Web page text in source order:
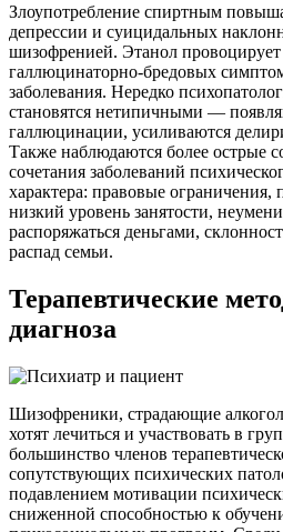
Злоупотребление спиртным
депрессии и суицидальных
шизофренией. Этанол провоцирует
галлюцинаторно-бредовых
заболевания. Нередко
становятся нетипичными —
галлюцинации, усиливаются
Также наблюдаются более острые
сочетания заболеваний
характера: правовые
низкий уровень занятости,
распоряжаться деньгами,
распад семьи.
Терапевтические
диагноза
Шизофреники, страдающие
хотят лечиться и участвовать в
большинство членов
сопутствующих психических
подавлением мотивации
сниженной способностью к